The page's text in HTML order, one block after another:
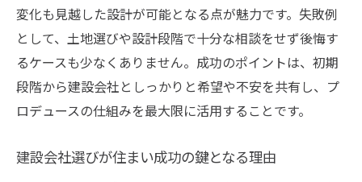
とは
建設プロデュースの流れと家づくりの進め
方
GO OUT 家を参考にした建設ポイント解説
建設プロデュースで信頼できる工務店を探
建設と地域の魅力が融合した住まいを提案
変化も見越した設計が可能となる点が魅力です。失敗例
として、土地選びや設計段階で十分な相談をせず後悔す
るケースも少なくありません。成功のポイントは、初期
段階から建設会社としっかりと希望や不安を共有し、プ
ロデュースの仕組みを最大限に活用することです。
建設会社選びが住まい成功の鍵となる理由